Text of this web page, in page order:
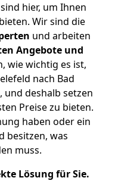
hier, um Ihnen
Wir sind die
und arbeiten
Angebote und
wie wichtig es ist,
nach Bad
und deshalb setzen
Preise zu bieten.
haben oder ein
besitzen, was
muss.
Lösung für Sie.